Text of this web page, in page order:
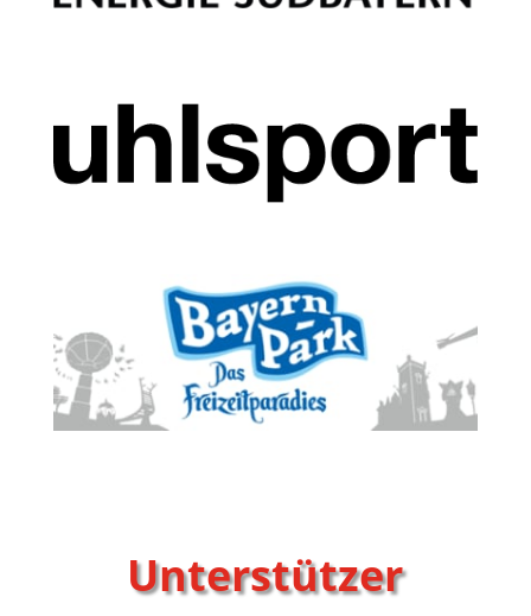
Unterstützer